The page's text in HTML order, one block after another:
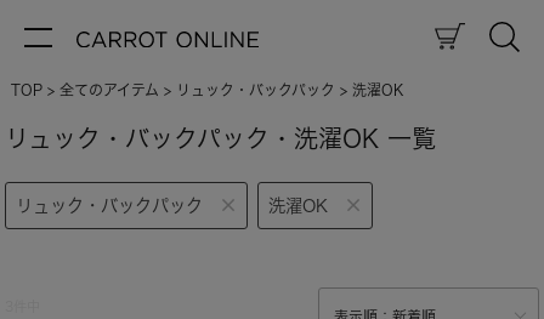
TOP 全てのアイテム リュック・バックパック 洗濯OK
リュック・バックパック・洗濯OK 一覧
リュック・バックパック 洗濯OK